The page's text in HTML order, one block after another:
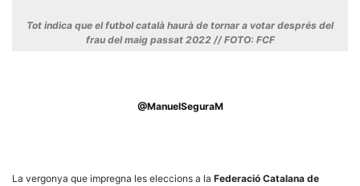
Tot indica que el futbol català haurà de tornar a votar després del
frau del maig passat 2022 // FOTO: FCF
@ManuelSeguraM
La vergonya que impregna les eleccions a la Federació Catalana de
Necessàries
Aquestes
necessàries